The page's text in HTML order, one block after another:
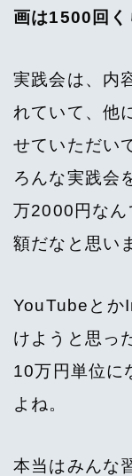
画は1500回く
実践会は、内
れていて、他
せていただい
ろんな実践会
万2000円なん
額だなと思い
YouTubeとか
けようと思っ
10万円単位に
よね。
本当はみんな